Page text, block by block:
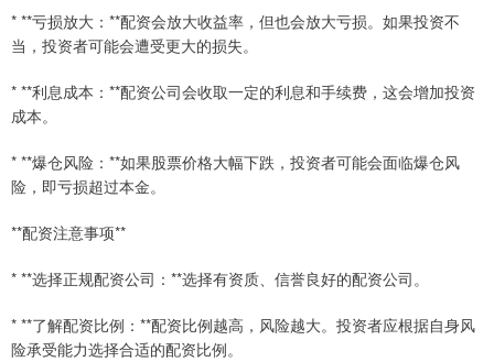
* **亏损放大：**配资会放大收益率，但也会放大亏损。如果投资不
当，投资者可能会遭受更大的损失。
* **利息成本：**配资公司会收取一定的利息和手续费，这会增加投资
成本。
* **爆仓风险：**如果股票价格大幅下跌，投资者可能会面临爆仓风
险，即亏损超过本金。
**配资注意事项**
* **选择正规配资公司：**选择有资质、信誉良好的配资公司。
* **了解配资比例：**配资比例越高，风险越大。投资者应根据自身风
险承受能力选择合适的配资比例。